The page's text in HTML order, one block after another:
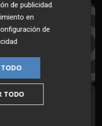
Boletín
hora en tu email
redes
cualquier medio
de publicidad.
en
de
TODO